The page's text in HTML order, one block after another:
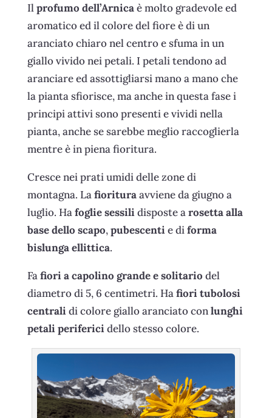
Ilprofumo dell’Arnicaè molto gradevole ed
aromatico ed il colore del fiore è di un
aranciato chiaro nel centro e sfuma in un
giallo vivido nei petali. I petali tendono ad
aranciare ed assottigliarsi mano a mano che
la pianta sfiorisce, ma anche in questa fase i
principi attivi sono presenti e vividi nella
pianta, anche se sarebbe meglio raccoglierla
mentre è in piena fioritura.
Cresce nei prati umidi delle zone di
montagna. Lafiorituraavviene da giugno a
luglio. Hafoglie sessilidisposte arosetta alla
base dello scapo,pubescentie diforma
bislunga ellittica.
Fafiori a capolino grande e solitario del
diametro di 5, 6 centimetri. Hafiori tubolosi
centralidi colore giallo aranciato conlunghi
petali perifericidello stesso colore.